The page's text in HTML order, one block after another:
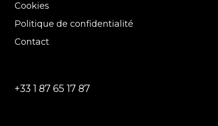
Cookies
Politique de confidentialité
Contact
+33 1 87 65 17 87